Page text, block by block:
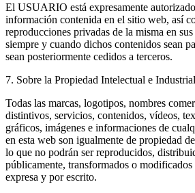
El USUARIO está expresamente
información contenida en el sitio web, así
reproducciones privadas de la misma en
siempre y cuando dichos contenidos sean
sean posteriormente cedidos a terceros.
7. Sobre la Propiedad Intelectual e Industrial
Todas las marcas, logotipos, nombres
distintivos, servicios, contenidos, vídeos,
gráficos, imágenes e informaciones de
en esta web son igualmente de propiedad
lo que no podrán ser reproducidos,
públicamente, transformados o
expresa y por escrito.